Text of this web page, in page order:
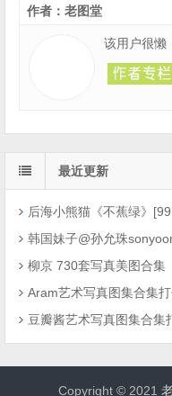
作者：老图堂
该用户很懒
最近更新
后海小熊猫《不蕉绿》
韩国妹子@孙允珠
柳京 730套写真美图合集
Aram艺术写真图集合集
豆瓣酱艺术写真图集合集
Copyright © 2021